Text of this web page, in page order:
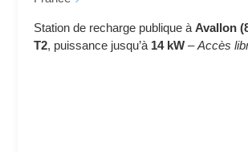
Station de recharge publique àAvallon
T2, puissance jusqu’à 14 kW –Accès